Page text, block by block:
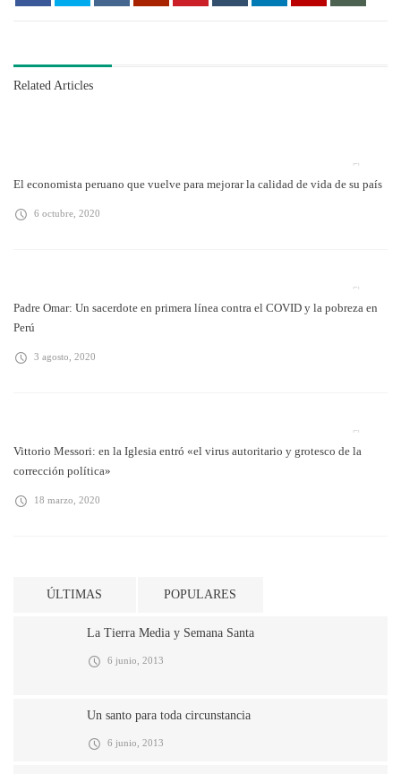
Related Articles
El economista peruano que vuelve para mejorar la calidad de vida de su país
6 octubre, 2020
Padre Omar: Un sacerdote en primera línea contra el COVID y la pobreza en
Perú
3 agosto, 2020
Vittorio Messori: en la Iglesia entró «el virus autoritario y grotesco de la
corrección política»
18 marzo, 2020
ÚLTIMAS POPULARES
La Tierra Media y Semana Santa
6 junio, 2013
Un santo para toda circunstancia
6 junio, 2013